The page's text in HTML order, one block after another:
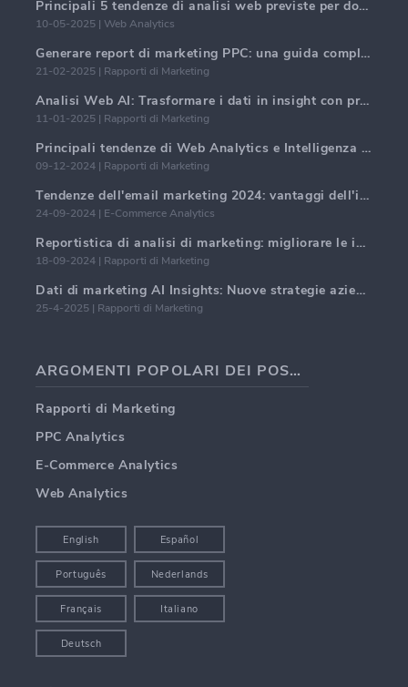
Principali 5 tendenze di analisi web previste per dominare nel 2025
10-05-2025 | Web Analytics
Generare report di marketing PPC: una guida completa
21-02-2025 | Rapporti di Marketing
Analisi Web AI: Trasformare i dati in insight con precisione
11-01-2025 | Rapporti di Marketing
Principali tendenze di Web Analytics e Intelligenza Artificiale nel 2024
09-12-2024 | Rapporti di Marketing
Tendenze dell'email marketing 2024: vantaggi dell'iper-personalizzazione
24-09-2024 | E-Commerce Analytics
Reportistica di analisi di marketing: migliorare le intuizioni aziendali
18-09-2024 | Rapporti di Marketing
Dati di marketing AI Insights: Nuove strategie aziendali per il 2024
25-4-2025 | Rapporti di Marketing
ARGOMENTI POPOLARI DEI POST DEI BLOG
Rapporti di Marketing
PPC Analytics
E-Commerce Analytics
Web Analytics
English Español
Português Nederlands
Français Italiano
Deutsch